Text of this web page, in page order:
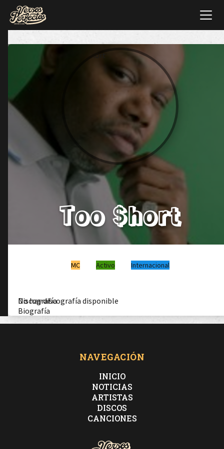
Too $hort
MC Activo Internacional
Discografía
Biografía
No hay discografía disponible
NAVEGACIÓN
INICIO
NOTICIAS
ARTISTAS
DISCOS
CANCIONES